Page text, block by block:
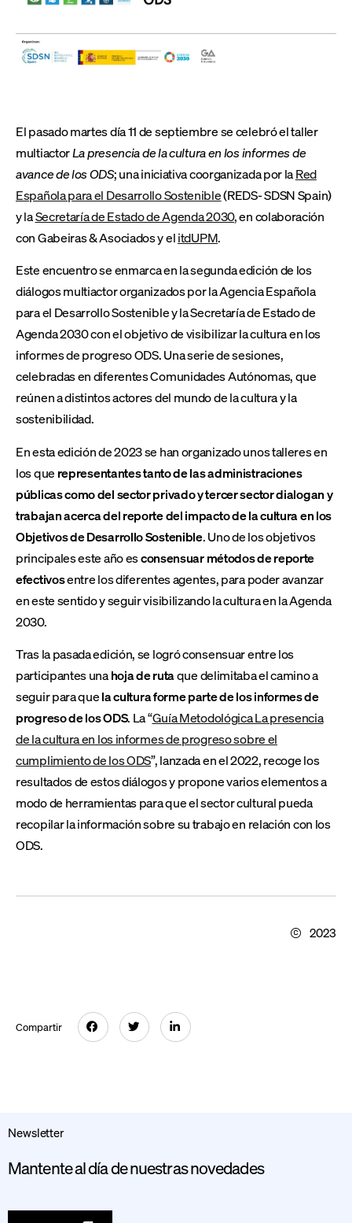
El pasado martes día 11 de septiembre se celebró el taller
multiactorLa presencia de la cultura en los informes de
avance de los ODS; una iniciativa coorganizada por laRed
Española para el Desarrollo Sostenible(REDS- SDSN Spain)
y laSecretaría de Estado de Agenda 2030, en colaboración
con Gabeiras & Asociados y elitdUPM.
Este encuentro se enmarca en la segunda edición de los
diálogos multiactor organizados por la Agencia Española
para el Desarrollo Sostenible y la Secretaría de Estado de
Agenda 2030 con el objetivo de visibilizar la cultura en los
informes de progreso ODS. Una serie de sesiones,
celebradas en diferentes Comunidades Autónomas, que
reúnen a distintos actores del mundo de la cultura y la
sostenibilidad.
En esta edición de 2023 se han organizado unos talleres en
los que representantes tanto de las administraciones
públicas como del sector privado y tercer sector dialogan y
trabajan acerca del reporte del impacto de la cultura en los
Objetivos de Desarrollo Sostenible. Uno de los objetivos
principales este año esconsensuar métodos de reporte
efectivosentre los diferentes agentes, para poder avanzar
en este sentido y seguir visibilizando la cultura en la Agenda
2030.
Tras la pasada edición, se logró consensuar entre los
participantes unahoja de rutaque delimitaba el camino a
seguir para quela cultura forme parte de los informes de
progreso de los ODS. La “Guía Metodológica La presencia
de la cultura en los informes de progreso sobre el
cumplimiento de los ODS”, lanzada en el 2022, recoge los
resultados de estos diálogos y propone varios elementos a
modo de herramientas para que el sector cultural pueda
recopilar la información sobre su trabajo en relación con los
ODS.
2023
Compartir
Newsletter
Mantente al día de nuestras novedades